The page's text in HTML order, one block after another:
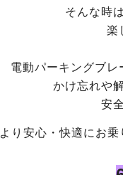
そんな時
楽
電動パーキングブ
かけ忘れや
安
より安心・快適にお